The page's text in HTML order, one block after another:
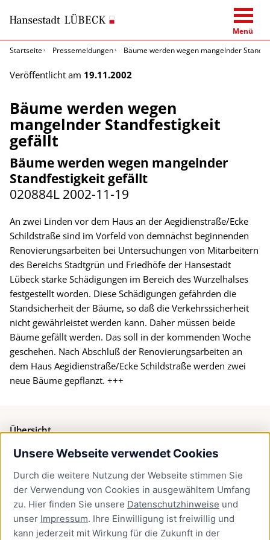
Unsere Webseite verwendet Cookies
Durch die weitere Nutzung der Webseite stimmen Sie
der Verwendung von Cookies in ausgewähltem Umfang
zu. Hier finden Sie unsere Datenschutzhinweise und
unser Impressum. Ihre Einwilligung ist freiwillig und
kann jederzeit mit Wirkung für die Zukunft in der
Menü
Startseite
Pressemeldungen Bäume werden wegen mangelnder
Veröffentlicht am 19.11.2002
Bäume werden wegen
mangelnder Standfestigkeit
gefällt
Bäume werden wegen mangelnder
Standfestigkeit gefällt
020884L 2002-11-19
An zwei Linden vor dem Haus an der Aegidienstraße/Ecke
Schildstraße sind im Vorfeld von demnächst beginnenden
Renovierungsarbeiten bei Untersuchungen von Mitarbeitern
des Bereichs Stadtgrün und Friedhöfe der Hansestadt
Lübeck starke Schädigungen im Bereich des Wurzelhalses
festgestellt worden. Diese Schädigungen gefährden die
Standsicherheit der Bäume, so daß die Verkehrssicherheit
nicht gewährleistet werden kann. Daher müssen beide
Bäume gefällt werden. Das soll in der kommenden Woche
geschehen. Nach Abschluß der Renovierungsarbeiten an
dem Haus Aegidienstraße/Ecke Schildstraße werden zwei
neue Bäume gepflanzt. +++
Übersicht
Bürgerservice
Presse
Newsletter Lübeck:kompakt
Kontakt